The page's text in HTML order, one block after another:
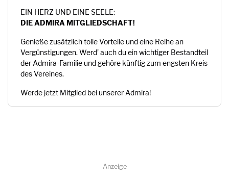
EIN HERZ UND EINE SEELE:
DIE ADMIRA MITGLIEDSCHAFT!
Genieße zusätzlich tolle Vorteile und eine Reihe an
Vergünstigungen. Werd’ auch du ein wichtiger Bestandteil
der Admira-Familie und gehöre künftig zum engsten Kreis
des Vereines.
Werde jetzt Mitglied bei unserer Admira!
Anzeige